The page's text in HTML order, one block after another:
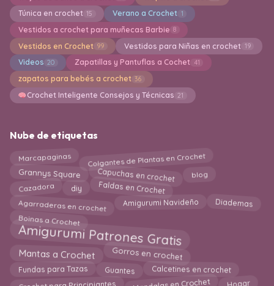
Túnica en crochet 15 Verano a Crochet 1
Vestidos a crochet para muñecas Barbie 8
Vestidos en Crochet 99 Vestidos para Niñas en crochet 19
Videos 20 Zapatillas y Pantuflas a Cochet 41
zapatos para bebés a crochet 36
Crochet Inteligente Consejos y Técnicas 21
Nube de etiquetas
Marcapaginas Colgantes de Plantas en Crochet
Grannys Square Capuchas en crochet blog
Cazadora diy Faldas en Crochet
Agarraderas en crochet Amigurumi Navideño Diademas
Boinas a Crochet
Amigurumi Patrones Gratis
Mantas a Crochet Gorros en crochet
Fundas para Tazas Guantes Calcetines en crochet